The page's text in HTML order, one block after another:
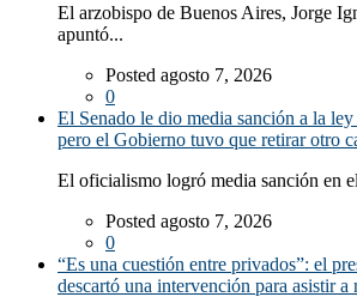
El arzobispo de Buenos Aires, Jorge
apuntó...
Posted agosto 7, 2026
0
El Senado le dio media sanción a la
pero el Gobierno tuvo que retirar otro
El oficialismo logró media sanción en
Posted agosto 7, 2026
0
“Es una cuestión entre privados”: el
descartó una intervención para asistir a